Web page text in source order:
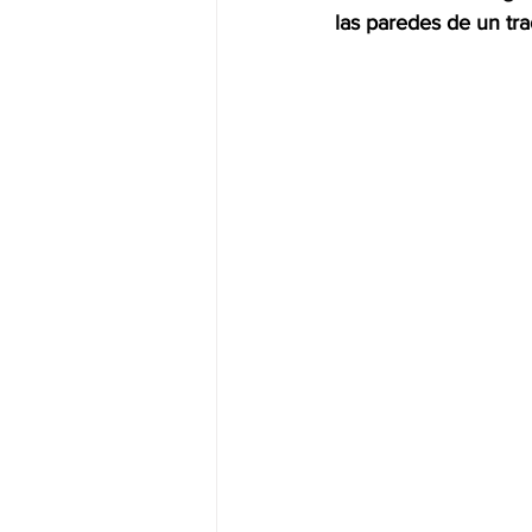
las paredes de un